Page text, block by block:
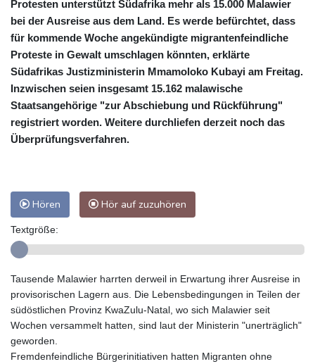
Protesten unterstützt Südafrika mehr als 15.000 Malawier
bei der Ausreise aus dem Land. Es werde befürchtet, dass
für kommende Woche angekündigte migrantenfeindliche
Proteste in Gewalt umschlagen könnten, erklärte
Südafrikas Justizministerin Mmamoloko Kubayi am Freitag.
Inzwischen seien insgesamt 15.162 malawische
Staatsangehörige "zur Abschiebung und Rückführung"
registriert worden. Weitere durchliefen derzeit noch das
Überprüfungsverfahren.
Hören Hör auf zuzuhören
Textgröße:
Tausende Malawier harrten derweil in Erwartung ihrer Ausreise in
provisorischen Lagern aus. Die Lebensbedingungen in Teilen der
südöstlichen Provinz KwaZulu-Natal, wo sich Malawier seit
Wochen versammelt hatten, sind laut der Ministerin "unerträglich"
geworden.
Fremdenfeindliche Bürgerinitiativen hatten Migranten ohne